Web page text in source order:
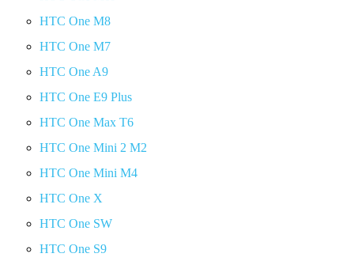
HTC One M8
HTC One M7
HTC One A9
HTC One E9 Plus
HTC One Max T6
HTC One Mini 2 M2
HTC One Mini M4
HTC One X
HTC One SW
HTC One S9